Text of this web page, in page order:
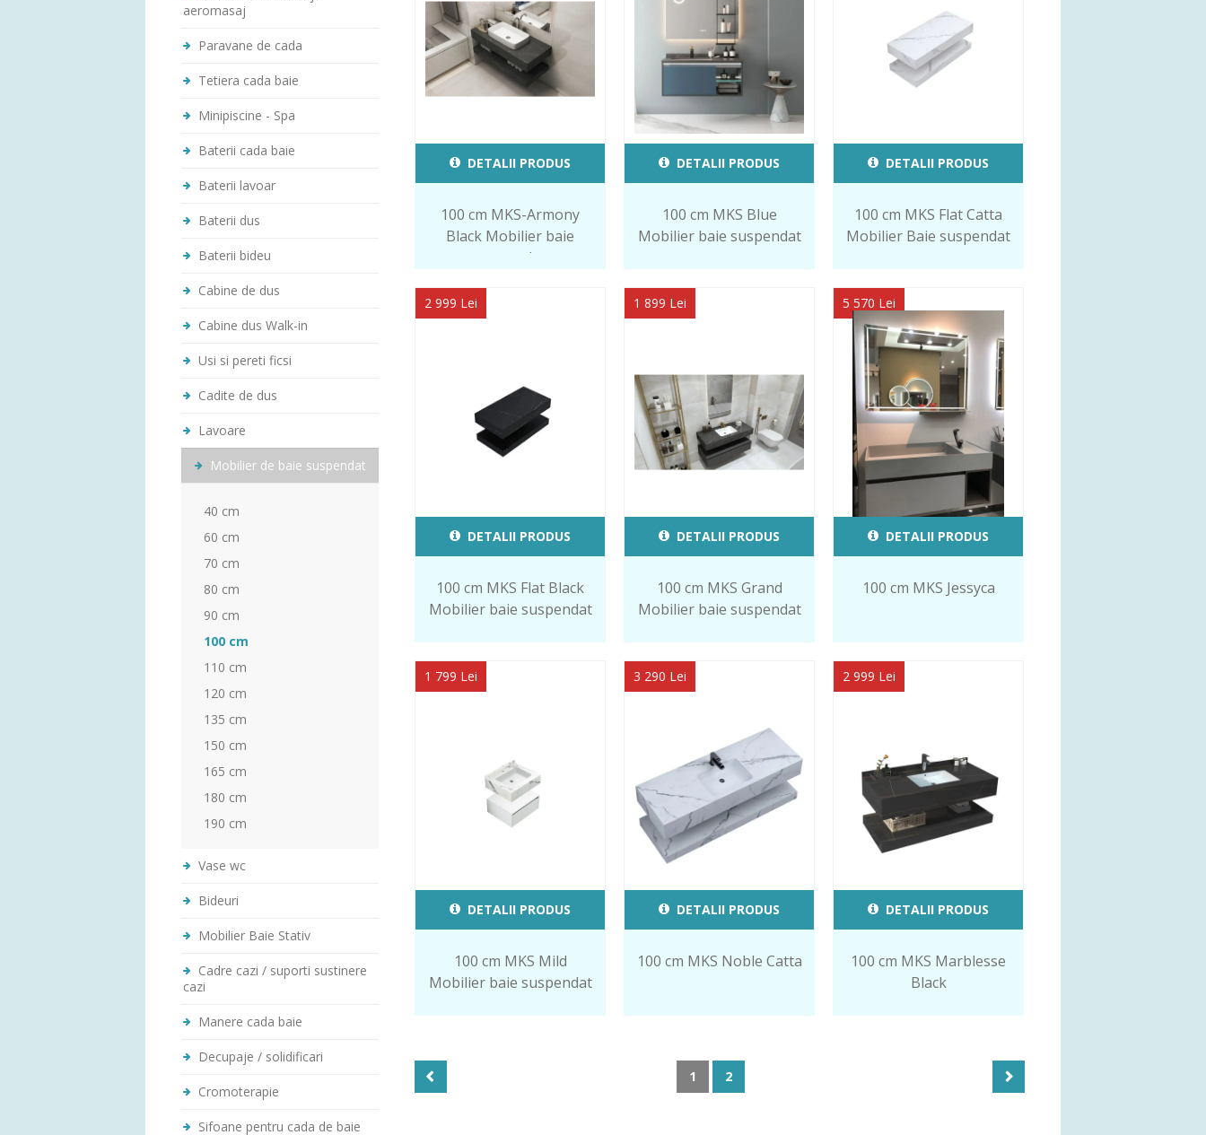
aeromasaj
Paravane de cada
Tetiera cada baie
Minipiscine - Spa
Baterii cada baie
Baterii lavoar
Baterii dus
Baterii bideu
Cabine de dus
Cabine dus Walk-in
Usi si pereti ficsi
Cadite de dus
Lavoare
Mobilier de baie suspendat
40 cm
60 cm
70 cm
80 cm
90 cm
100 cm
110 cm
120 cm
135 cm
150 cm
165 cm
180 cm
190 cm
Vase wc
Bideuri
Mobilier Baie Stativ
Cadre cazi / suporti sustinere
cazi
Manere cada baie
Decupaje / solidificari
Cromoterapie
Sifoane pentru cada de baie
DETALII PRODUS
100 cm MKS-Armony
Black Mobilier baie
suspendat
DETALII PRODUS
100 cm MKS Blue
Mobilier baie suspendat
DETALII PRODUS
100 cm MKS Flat Catta
Mobilier Baie suspendat
2 999 Lei
DETALII PRODUS
100 cm MKS Flat Black
Mobilier baie suspendat
1 899 Lei
DETALII PRODUS
100 cm MKS Grand
Mobilier baie suspendat
5 570 Lei
DETALII PRODUS
100 cm MKS Jessyca
1 799 Lei
DETALII PRODUS
100 cm MKS Mild
Mobilier baie suspendat
3 290 Lei
DETALII PRODUS
100 cm MKS Noble Catta
2 999 Lei
DETALII PRODUS
100 cm MKS Marblesse
Black
1 2